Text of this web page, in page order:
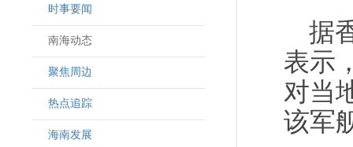
时事要闻
南海动态
聚焦周边
热点追踪
海南发展
据
表示
对当
该军